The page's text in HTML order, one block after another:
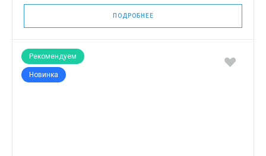
ПОДРОБНЕЕ
Рекомендуем
Новинка